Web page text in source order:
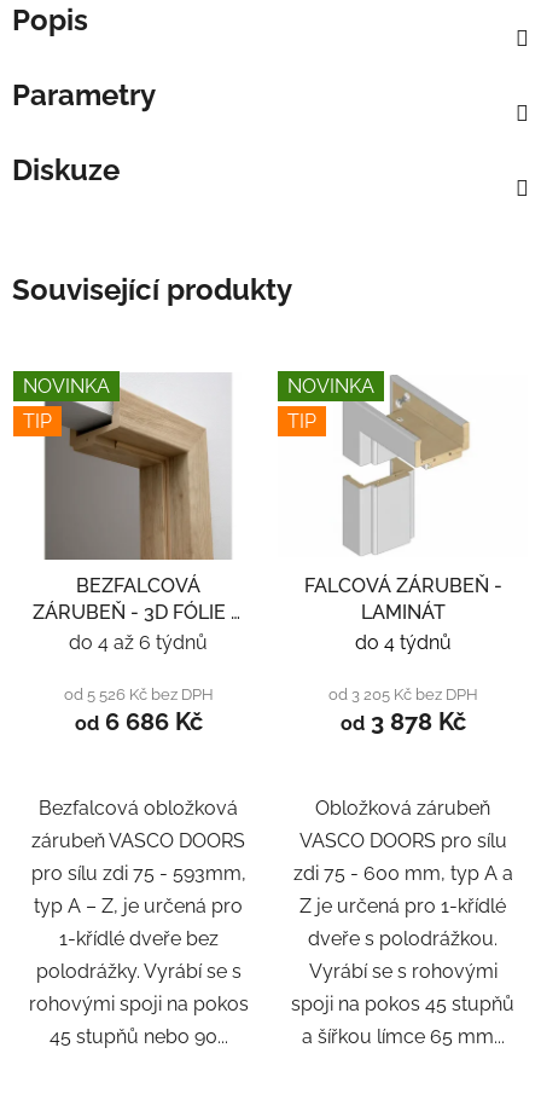
Popis
Parametry
Diskuze
Související produkty
NOVINKA
TIP
BEZFALCOVÁ
ZÁRUBEŇ - 3D FÓLIE A
LAMINÁT
do 4 až 6 týdnů
od 5 526 Kč bez DPH
od6 686 Kč
Bezfalcová obložková
zárubeň VASCO DOORS
pro sílu zdi 75 - 593mm,
typ A – Z, je určená pro
1-křídlé dveře bez
polodrážky. Vyrábí se s
rohovými spoji na pokos
45 stupňů nebo 90...
NOVINKA
TIP
FALCOVÁ ZÁRUBEŇ -
LAMINÁT
do 4 týdnů
od 3 205 Kč bez DPH
od3 878 Kč
Obložková zárubeň
VASCO DOORS pro sílu
zdi 75 - 600 mm, typ A a
Z je určená pro 1-křídlé
dveře s polodrážkou.
Vyrábí se s rohovými
spoji na pokos 45 stupňů
a šířkou límce 65 mm...